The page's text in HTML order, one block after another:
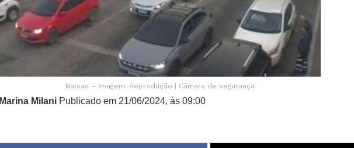
Balsas – Imagem: Reprodução | Câmara de segurança
Marina Milani Publicado em 21/06/2024, às 09:00